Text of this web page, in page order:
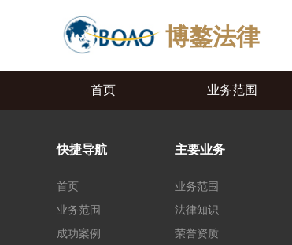
博鏊法律
首页 业务范围
快捷导航
首页
业务范围
成功案例
主要业务
业务范围
法律知识
荣誉资质